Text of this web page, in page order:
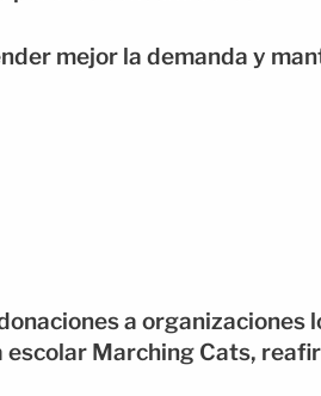
mejor la demanda y
a organizaciones
Marching Cats,